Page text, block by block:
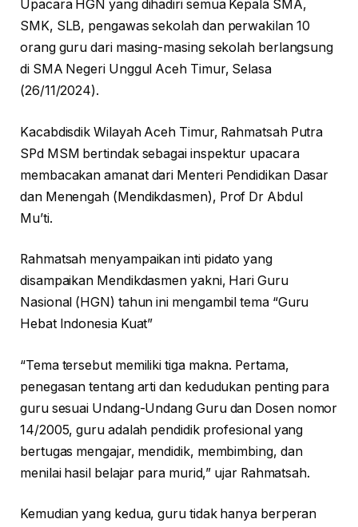
Upacara HGN yang dihadiri semua Kepala SMA,
SMK, SLB, pengawas sekolah dan perwakilan 10
orang guru dari masing-masing sekolah berlangsung
di SMA Negeri Unggul Aceh Timur, Selasa
(26/11/2024).
Kacabdisdik Wilayah Aceh Timur, Rahmatsah Putra
SPd MSM bertindak sebagai inspektur upacara
membacakan amanat dari Menteri Pendidikan Dasar
dan Menengah (Mendikdasmen), Prof Dr Abdul
Mu’ti.
Rahmatsah menyampaikan inti pidato yang
disampaikan Mendikdasmen yakni, Hari Guru
Nasional (HGN) tahun ini mengambil tema “Guru
Hebat Indonesia Kuat”
“Tema tersebut memiliki tiga makna. Pertama,
penegasan tentang arti dan kedudukan penting para
guru sesuai Undang-Undang Guru dan Dosen nomor
14/2005, guru adalah pendidik profesional yang
bertugas mengajar, mendidik, membimbing, dan
menilai hasil belajar para murid,” ujar Rahmatsah.
Kemudian yang kedua, guru tidak hanya berperan